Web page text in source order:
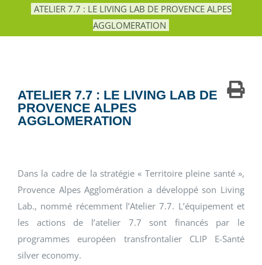
ATELIER 7.7 : LE LIVING LAB DE PROVENCE ALPES
AGGLOMERATION
ATELIER 7.7 : LE LIVING LAB DE
PROVENCE ALPES
AGGLOMERATION
Dans la cadre de la stratégie « Territoire pleine santé »,
Provence Alpes Agglomération a développé son Living
Lab., nommé récemment l’Atelier 7.7. L’équipement et
les actions de l’atelier 7.7 sont financés par le
programmes européen transfrontalier CLIP E-Santé
silver economy.